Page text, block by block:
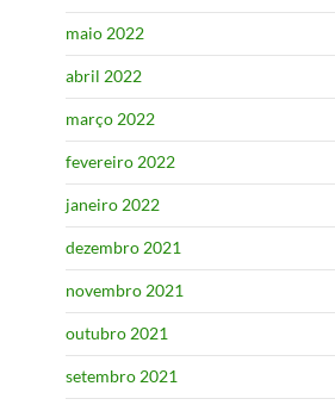
maio 2022
abril 2022
março 2022
fevereiro 2022
janeiro 2022
dezembro 2021
novembro 2021
outubro 2021
setembro 2021